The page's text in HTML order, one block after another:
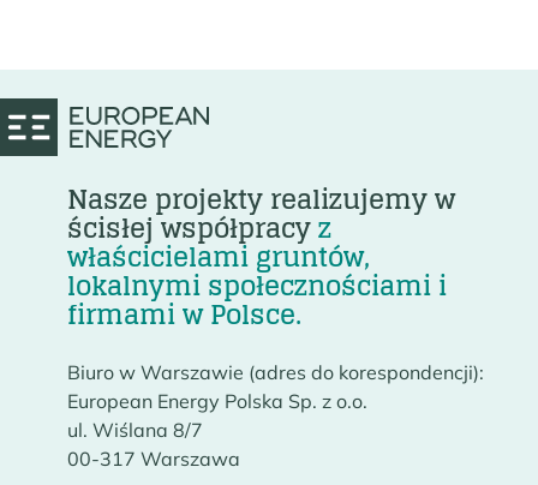
Nasze projekty realizujemy w
ścisłej współpracyz
właścicielami gruntów,
lokalnymi społecznościami i
firmami w Polsce.
Biuro w Warszawie (adres do korespondencji):
European Energy Polska Sp. z o.o.
ul. Wiślana 8/7
00-317 Warszawa